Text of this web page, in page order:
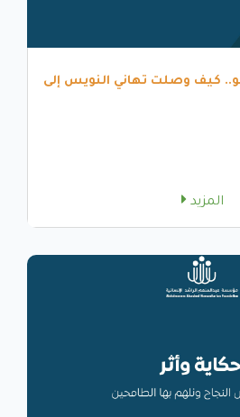
كيف وصلت تهاني النويس إلى
المزيد